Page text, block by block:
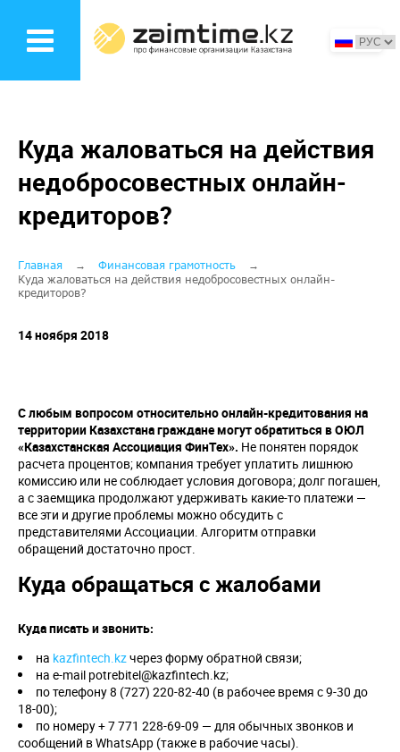
основному
Куда жаловаться на действия
недобросовестных онлайн-
кредиторов?
Строка
навигации
Главная
Финансовая грамотность
Куда жаловаться на действия недобросовестных онлайн-
кредиторов?
14 ноября 2018
С любым вопросом относительно онлайн-кредитования на
территории Казахстана граждане могут обратиться в ОЮЛ
«Казахстанская Ассоциация ФинТех». Не понятен порядок
расчета процентов; компания требует уплатить лишнюю
комиссию или не соблюдает условия договора; долг погашен,
а с заемщика продолжают удерживать какие-то платежи —
все эти и другие проблемы можно обсудить с
представителями Ассоциации. Алгоритм отправки
обращений достаточно прост.
Куда обращаться с жалобами
Куда писать и звонить:
на kazfintech.kzчерез форму обратной связи;
на e-mail potrebitel@kazfintech.kz;
по телефону 8 (727) 220-82-40 (в рабочее время с 9-30 до
18-00);
по номеру + 7 771 228-69-09 — для обычных звонков и
сообщений в WhatsApp (также в рабочие часы).